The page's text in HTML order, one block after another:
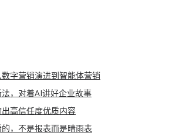
字营销演进到智能体营销
，对着AI讲好企业故事
高信任度优质内容
，不是报表而是晴雨表